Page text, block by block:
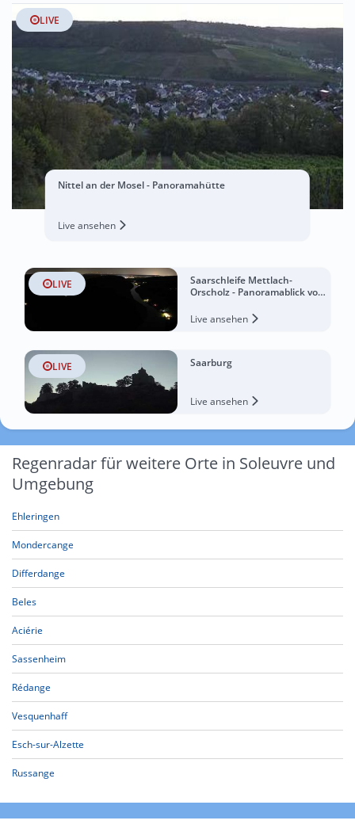
LIVE
Nittel an der Mosel - Panoramahütte
Live ansehen
LIVE
Saarschleife Mettlach-
Orscholz - Panoramablick von
Live ansehen
LIVE Saarburg
Live ansehen
Regenradar für weitere Orte in Soleuvre und
Umgebung
Ehleringen
Mondercange
Differdange
Beles
Aciérie
Sassenheim
Rédange
Vesquenhaff
Esch-sur-Alzette
Russange